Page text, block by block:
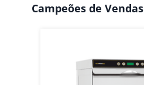
Campeões de Vendas